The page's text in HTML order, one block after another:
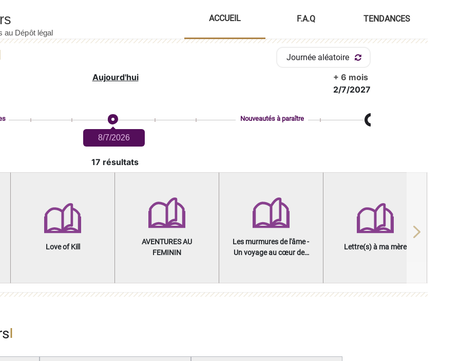
ACCUEIL F.A.Q TENDANCES
Journée aléatoire
Aujourd'hui
+ 6 mois
2/7/2027
8/7/2026
Nouveautés à paraître
17 résultats
Love of Kill
AVENTURES AU
FEMININ
Les murmures de l'âme -
Un voyage au cœur des
Lettre(s) à ma mère
Next